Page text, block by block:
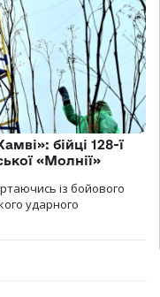
бійці 128-ї
«Молнії»
із бойового
ударного